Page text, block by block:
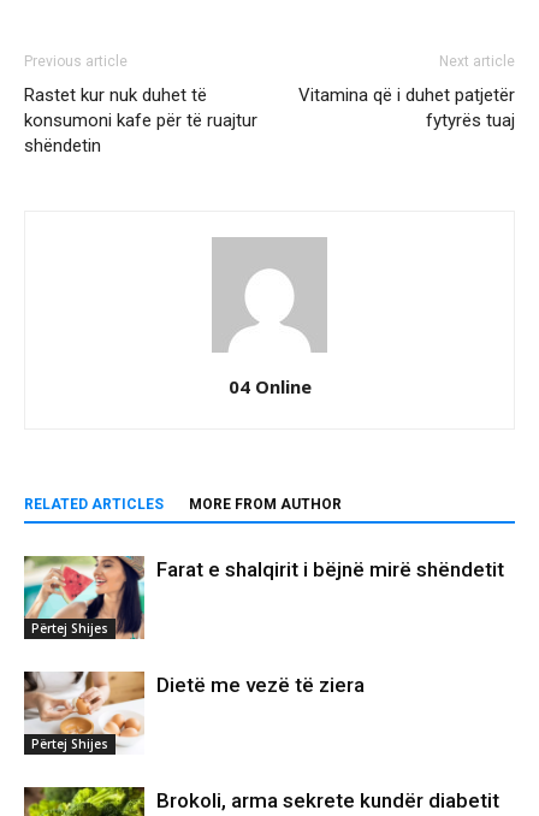
Previous article
Rastet kur nuk duhet të
konsumoni kafe për të ruajtur
shëndetin
Next article
Vitamina që i duhet patjetër
fytyrës tuaj
04 Online
RELATED ARTICLES MORE FROM AUTHOR
Përtej Shijes
Farat e shalqirit i bëjnë mirë shëndetit
Përtej Shijes
Dietë me vezë të ziera
Brokoli, arma sekrete kundër diabetit